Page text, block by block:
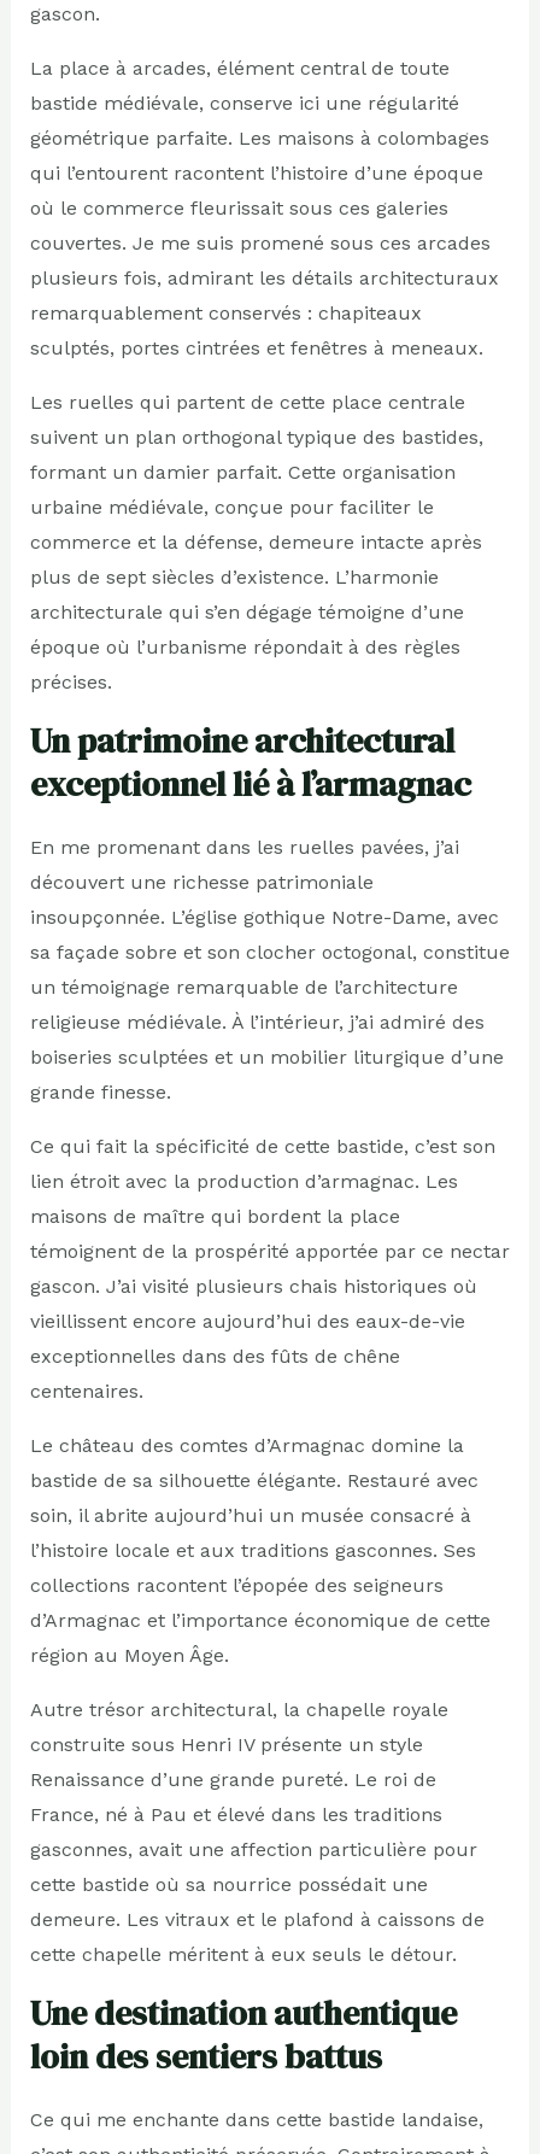
gascon.
La place à arcades, élément central de toute
bastide médiévale, conserve ici une régularité
géométrique parfaite. Les maisons à colombages
qui l’entourent racontent l’histoire d’une époque
où le commerce fleurissait sous ces galeries
couvertes. Je me suis promené sous ces arcades
plusieurs fois, admirant les détails architecturaux
remarquablement conservés : chapiteaux
sculptés, portes cintrées et fenêtres à meneaux.
Les ruelles qui partent de cette place centrale
suivent un plan orthogonal typique des bastides,
formant un damier parfait. Cette organisation
urbaine médiévale, conçue pour faciliter le
commerce et la défense, demeure intacte après
plus de sept siècles d’existence. L’harmonie
architecturale qui s’en dégage témoigne d’une
époque où l’urbanisme répondait à des règles
précises.
Un patrimoine architectural
exceptionnel lié à l’armagnac
En me promenant dans les ruelles pavées, j’ai
découvert une richesse patrimoniale
insoupçonnée. L’église gothique Notre-Dame, avec
sa façade sobre et son clocher octogonal, constitue
un témoignage remarquable de l’architecture
religieuse médiévale. À l’intérieur, j’ai admiré des
boiseries sculptées et un mobilier liturgique d’une
grande finesse.
Ce qui fait la spécificité de cette bastide, c’est son
lien étroit avec la production d’armagnac. Les
maisons de maître qui bordent la place
témoignent de la prospérité apportée par ce nectar
gascon. J’ai visité plusieurs chais historiques où
vieillissent encore aujourd’hui des eaux-de-vie
exceptionnelles dans des fûts de chêne
centenaires.
Le château des comtes d’Armagnac domine la
bastide de sa silhouette élégante. Restauré avec
soin, il abrite aujourd’hui un musée consacré à
l’histoire locale et aux traditions gasconnes. Ses
collections racontent l’épopée des seigneurs
d’Armagnac et l’importance économique de cette
région au Moyen Âge.
Autre trésor architectural, la chapelle royale
construite sous Henri IV présente un style
Renaissance d’une grande pureté. Le roi de
France, né à Pau et élevé dans les traditions
gasconnes, avait une affection particulière pour
cette bastide où sa nourrice possédait une
demeure. Les vitraux et le plafond à caissons de
cette chapelle méritent à eux seuls le détour.
Une destination authentique
loin des sentiers battus
Ce qui me enchante dans cette bastide landaise,